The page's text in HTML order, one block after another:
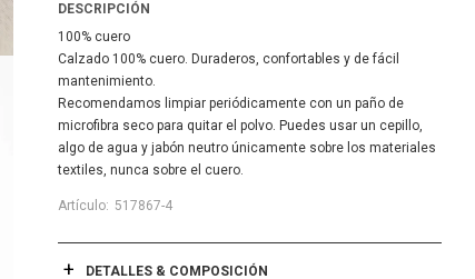
DESCRIPCIÓN
100% cuero
Calzado 100% cuero. Duraderos, confortables y de fácil
mantenimiento.
Recomendamos limpiar periódicamente con un paño de
microfibra seco para quitar el polvo. Puedes usar un cepillo,
algo de agua y jabón neutro únicamente sobre los materiales
textiles, nunca sobre el cuero.
517867-4
DETALLES & COMPOSICIÓN